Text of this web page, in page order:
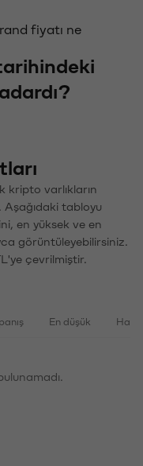
fiyatı ne
varlıkların
Aşağıdaki tabloyu
en yüksek ve en
görüntüleyebilirsiniz.
çevrilmiştir.
En düşük